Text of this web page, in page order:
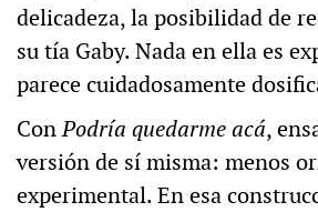
delicadeza, la posibilidad de
su tía Gaby. Nada en ella es
parece cuidadosamente
ConPodría quedarme acá,
versión de sí misma: menos
experimental. En esa